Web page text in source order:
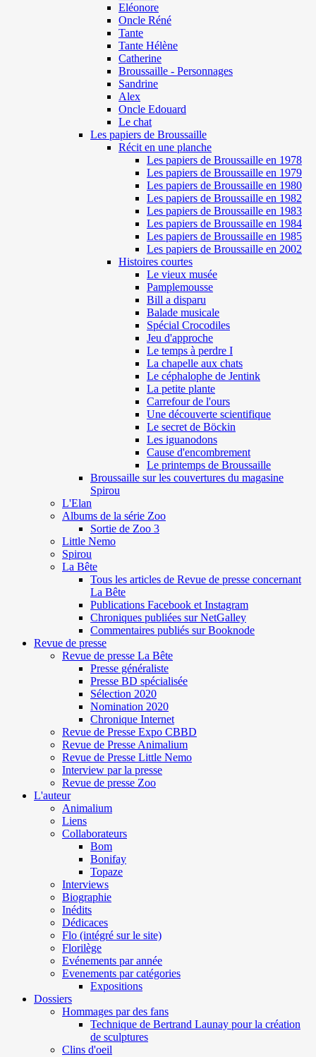
Eléonore
Oncle Réné
Tante
Tante Hélène
Catherine
Broussaille - Personnages
Sandrine
Alex
Oncle Edouard
Le chat
Les papiers de Broussaille
Récit en une planche
Les papiers de Broussaille en 1978
Les papiers de Broussaille en 1979
Les papiers de Broussaille en 1980
Les papiers de Broussaille en 1982
Les papiers de Broussaille en 1983
Les papiers de Broussaille en 1984
Les papiers de Broussaille en 1985
Les papiers de Broussaille en 2002
Histoires courtes
Le vieux musée
Pamplemousse
Bill a disparu
Balade musicale
Spécial Crocodiles
Jeu d'approche
Le temps à perdre I
La chapelle aux chats
Le céphalophe de Jentink
La petite plante
Carrefour de l'ours
Une découverte scientifique
Le secret de Böckin
Les iguanodons
Cause d'encombrement
Le printemps de Broussaille
Broussaille sur les couvertures du magasine
Spirou
L'Elan
Albums de la série Zoo
Sortie de Zoo 3
Little Nemo
Spirou
La Bête
Tous les articles de Revue de presse concernant
La Bête
Publications Facebook et Instagram
Chroniques publiées sur NetGalley
Commentaires publiés sur Booknode
Revue de presse
Revue de presse La Bête
Presse généraliste
Presse BD spécialisée
Sélection 2020
Nomination 2020
Chronique Internet
Revue de Presse Expo CBBD
Revue de Presse Animalium
Revue de Presse Little Nemo
Interview par la presse
Revue de presse Zoo
L'auteur
Animalium
Liens
Collaborateurs
Bom
Bonifay
Topaze
Interviews
Biographie
Inédits
Dédicaces
Flo (intégré sur le site)
Florilège
Evénements par année
Evenements par catégories
Expositions
Dossiers
Hommages par des fans
Technique de Bertrand Launay pour la création
de sculptures
Clins d'oeil